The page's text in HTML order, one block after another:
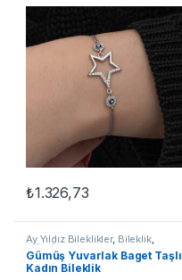
₺1.326,73
Ay Yıldız Bileklikler, Bileklik,
GÜMÜŞ TAKI Kadın Bileklikleri
Taşlı Bileklikler
Gümüş Yuvarlak Baget Taşlı
Kadın Bileklik